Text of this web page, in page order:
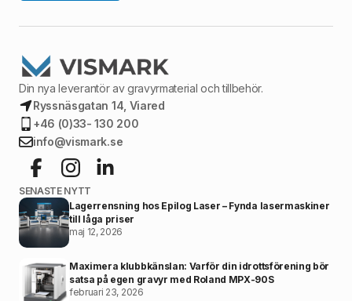
Din nya leverantör av gravyrmaterial och tillbehör.
Ryssnäsgatan 14, Viared
+46 (0)33- 130 200
info@vismark.se
SENASTE NYTT
Lagerrensning hos Epilog Laser – Fynda lasermaskiner
till låga priser
maj 12, 2026
Maximera klubbkänslan: Varför din idrottsförening bör
satsa på egen gravyr med Roland MPX-90S
februari 23, 2026